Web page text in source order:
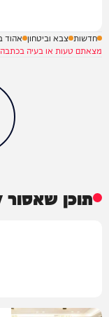
חדשות צבא וביטחון אהוד
מצאתם טעות או בעיה
תוכן